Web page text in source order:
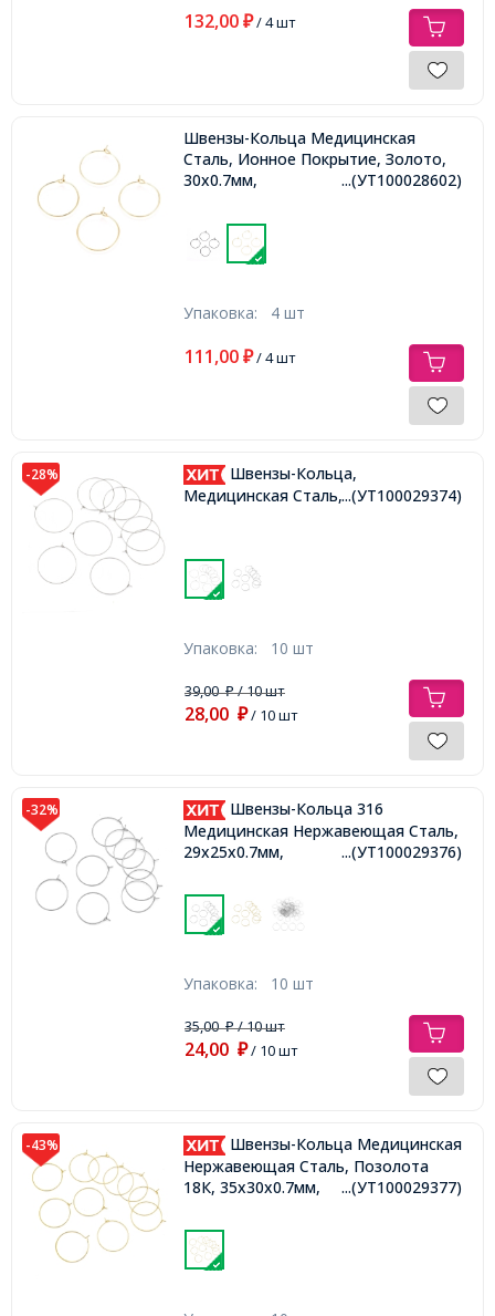
132,00 ₽/ 4 шт
Швензы-Кольца Медицинская
Сталь, Ионное Покрытие, Золото,
30х0.7мм,
...(УТ100028602)
Упаковка: 4 шт
111,00 ₽/ 4 шт
-28%
Швензы-Кольца,
Медицинская Сталь, 45х40х0.7мм,
...(УТ100029374)
Упаковка: 10 шт
39,00₽/ 10 шт
28,00 ₽/ 10 шт
-32%
Швензы-Кольца 316
Медицинская Нержавеющая Сталь,
29х25х0.7мм,
...(УТ100029376)
Упаковка: 10 шт
35,00₽/ 10 шт
24,00 ₽/ 10 шт
-43%
Швензы-Кольца Медицинская
Нержавеющая Сталь, Позолота
18К, 35х30х0.7мм,
...(УТ100029377)